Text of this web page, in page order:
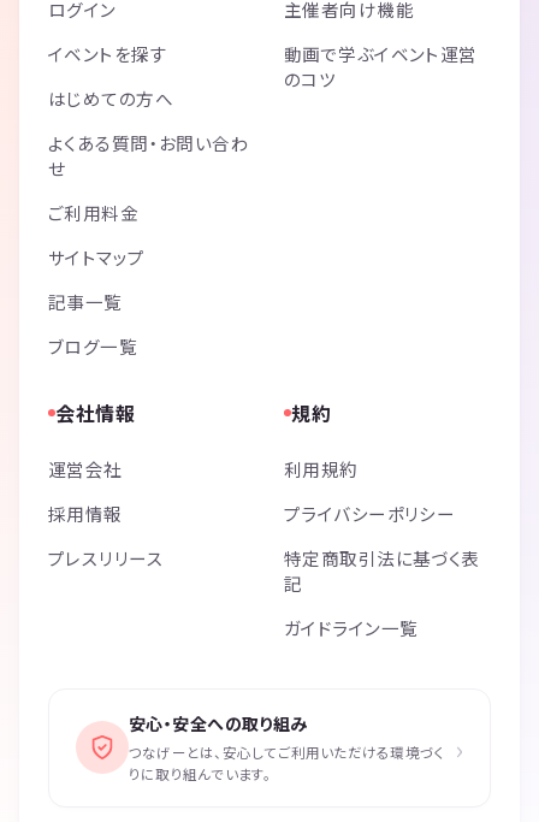
ログイン
イベントを探す
はじめての方へ
よくある質問・お問い合わ
せ
ご利用料金
サイトマップ
記事一覧
ブログ一覧
主催者向け機能
動画で学ぶイベント運営
のコツ
会社情報
運営会社
採用情報
プレスリリース
規約
利用規約
プライバシーポリシー
特定商取引法に基づく表
記
ガイドライン一覧
安心・安全への取り組み
つなげーとは、安心してご利用いただける環境づく
りに取り組んでいます。
›